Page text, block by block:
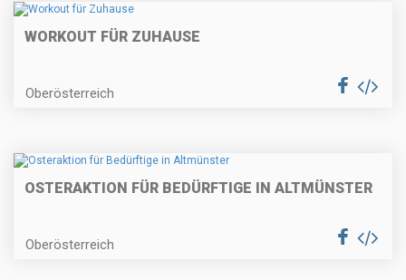
WORKOUT FÜR ZUHAUSE
Oberösterreich
OSTERAKTION FÜR BEDÜRFTIGE IN ALTMÜNSTER
Oberösterreich